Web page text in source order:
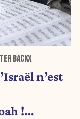
BACKX
n’est
!